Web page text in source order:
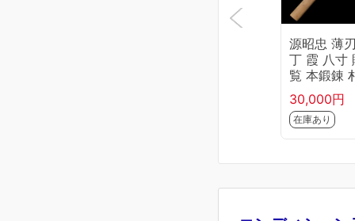
源昭忠 薄
丁 霞 八寸
覧 本鍛錬
柄 KN02-
5-2L1D
30,000円
在庫あり